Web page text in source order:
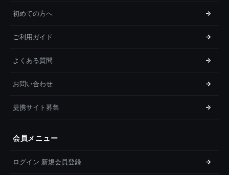
初めての方へ
ご利用ガイド
よくある質問
お問い合わせ
提携サイト募集
会員メニュー
ログイン 新規会員登録